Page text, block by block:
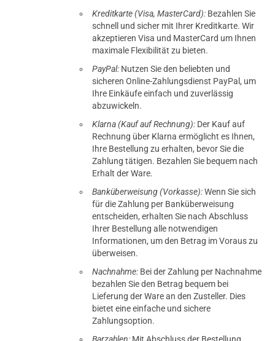
Kreditkarte (Visa, MasterCard): Bezahlen Sie
schnell und sicher mit Ihrer Kreditkarte. Wir
akzeptieren Visa und MasterCard um Ihnen
maximale Flexibilität zu bieten.
PayPal: Nutzen Sie den beliebten und
sicheren Online-Zahlungsdienst PayPal, um
Ihre Einkäufe einfach und zuverlässig
abzuwickeln.
Klarna (Kauf auf Rechnung): Der Kauf auf
Rechnung über Klarna ermöglicht es Ihnen,
Ihre Bestellung zu erhalten, bevor Sie die
Zahlung tätigen. Bezahlen Sie bequem nach
Erhalt der Ware.
Banküberweisung (Vorkasse):Wenn Sie sich
für die Zahlung per Banküberweisung
entscheiden, erhalten Sie nach Abschluss
Ihrer Bestellung alle notwendigen
Informationen, um den Betrag im Voraus zu
überweisen.
Nachnahme: Bei der Zahlung per Nachnahme
bezahlen Sie den Betrag bequem bei
Lieferung der Ware an den Zusteller. Dies
bietet eine einfache und sichere
Zahlungsoption.